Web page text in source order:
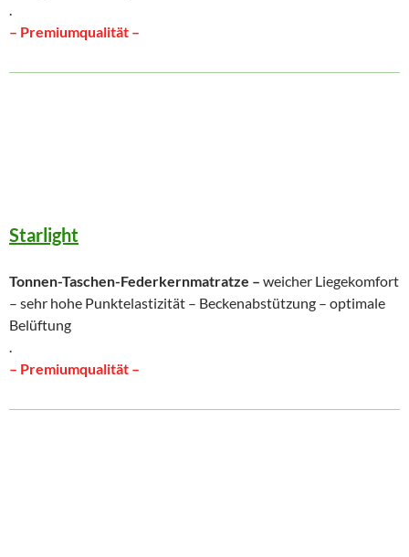
.
– Premiumqualität –
Starlight
Tonnen-Taschen-Federkernmatratze – weicher Liegekomfort
– sehr hohe Punktelastizität – Beckenabstützung – optimale
Belüftung
.
– Premiumqualität –